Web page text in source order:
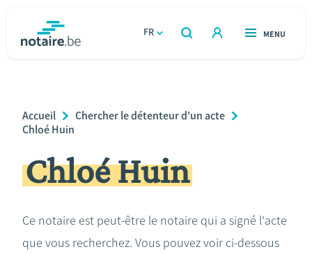
FR
OUVERT
RECHERCHER
OUVERT
MENU
Relations et vivre ensemble
Héritage et donations
Le notaire
Breadcrumb
Accueil
Chercher le détenteur d'un acte
Chloé Huin
Chloé Huin
Ce notaire est peut-être le notaire qui a signé l'acte
que vous recherchez. Vous pouvez voir ci-dessous